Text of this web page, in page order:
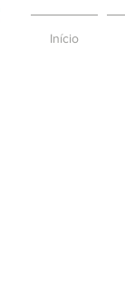
Início